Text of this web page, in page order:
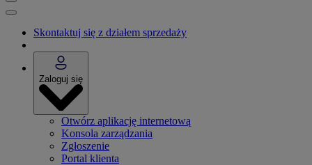
Skontaktuj się z działem sprzedaży
Zaloguj się
Otwórz aplikację internetową
Konsola zarządzania
Zgłoszenie
Portal klienta